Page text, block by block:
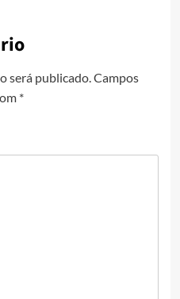
será publicado.Campos
*